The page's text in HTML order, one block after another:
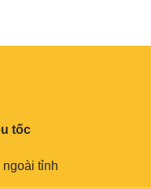
tốc
ngoài tỉnh